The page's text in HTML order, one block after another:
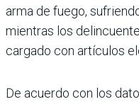
arma de fuego,
mientras los
cargado con artículos
De acuerdo con los